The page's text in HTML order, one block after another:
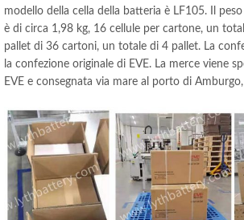
modello della cella della batteria è LF105. Il
è di circa 1,98 kg, 16 cellule per cartone, un
pallet di 36 cartoni, un totale di 4 pallet. La
la confezione originale di EVE. La merce viene
EVE e consegnata via mare al porto di